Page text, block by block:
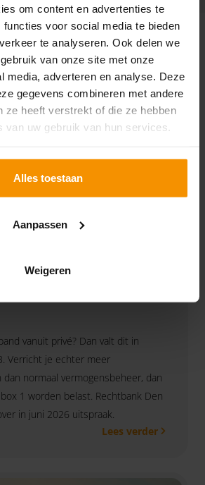
om content en advertenties te
functies voor social media te bieden
te analyseren. Ook delen we
van onze site met onze
media, adverteren en analyse. Deze
gegevens combineren met andere
ze heeft verstrekt of die ze hebben
van uw gebruik van hun services.
Alles toestaan
Aanpassen
Weigeren
VOOR JOU
vanuit privé? Dan valt dit in
Verricht je echter meer
dan normaal vermogensbeheer, dan
1 worden belast. Rechtbank Den
in juni 2026 uitspraak.
Lees verder